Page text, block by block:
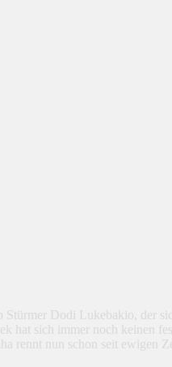
Dodi Lukebakio, der
sich immer noch keinen
rennt nun schon seit ewigen